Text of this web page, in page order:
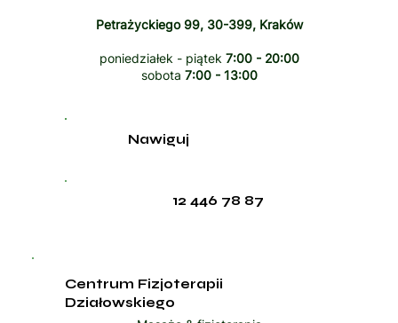
Petrażyckiego 99, 30-399, Kraków
poniedziałek - piątek 7:00 - 20:00
sobota 7:00 - 13:00
12 446 78 87
Nawiguj
Centrum Fizjoterapii
Działowskiego